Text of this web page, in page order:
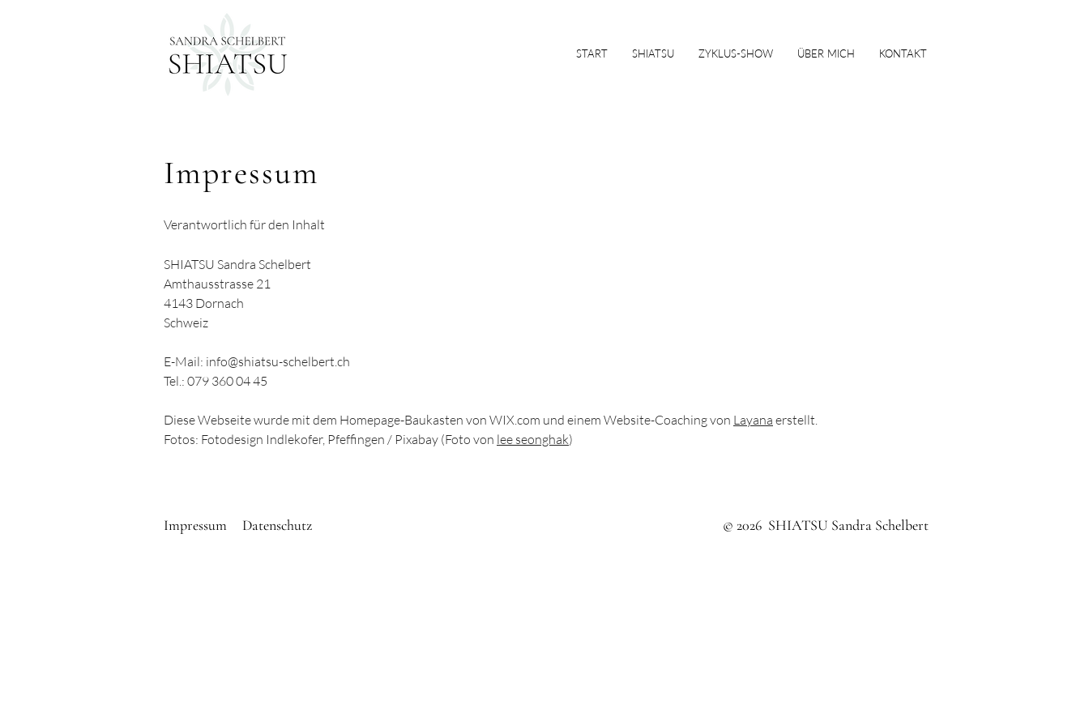
START SHIATSU ZYKLUS-SHOW ÜBER MICH KONTAKT
Impressum
Verantwortlich für den Inhalt
SHIATSU Sandra Schelbert
Amthausstrasse 21
4143 Dornach
Schweiz
E-Mail: info@shiatsu-schelbert.ch
Tel.: 079 360 04 45
Diese Webseite wurde mit dem Homepage-Baukasten von WIX.com und einem Website-Coaching von Layana erstellt.
Fotos: Fotodesign Indlekofer, Pfeffingen / Pixabay (Foto von lee seonghak)
Impressum Datenschutz © 2026 SHIATSU Sandra Schelbert